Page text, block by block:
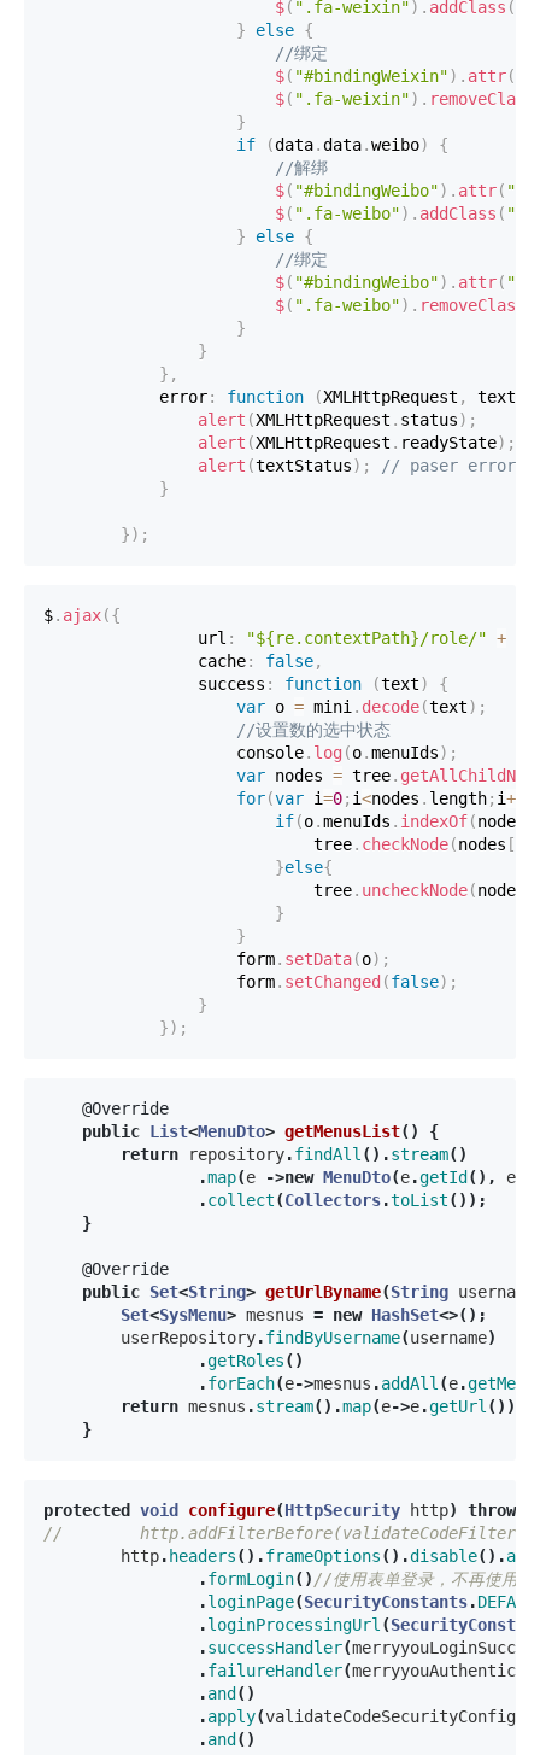
$( ".fa-weixin") . addClass (
}
else {
//绑定
$( "#bindingWeixin") . attr(
$( ".fa-weixin") . removeClass
}
if
(data.data.weibo)
{
//解绑
$( "#bindingWeibo") . attr(
$( ".fa-weibo") . addClass (
}
else {
//绑定
$( "#bindingWeibo") . attr(
$( ".fa-weibo") . removeClass
}
}
} ,
            error
: function (XMLHttpRequest ,
alert (XMLHttpRequest . status) ;
alert (XMLHttpRequest . readyState) ;
alert (textStatus) ;
// paser error;
}
}) ;
$. ajax({
                url
: "${re.contextPath}/role/" +
                cache
: false,
                success
: function (text)
{
var o = mini . decode(text) ;
//设置数的选中状态
                    console
. log (o.menuIds) ;
var nodes = tree.
for(var i=0; i<nodes . length; i++
if(o.menuIds . indexOf(nodes
                            tree
. checkNode(nodes [
}else{
                            tree
. uncheckNode(nodes
}
}
                    form
. setData(o) ;
                    form
. setChanged (false) ;
}
}) ;
@Override
public List<MenuDto> getMenusList()
{
return
repository.findAll ().stream()
.map(e ->new MenuDto(e.getId (), e
.collect(Collectors.toList());
}
@Override
public Set<String> getUrlByname(String username
Set<SysMenu> mesnus = new HashSet<>();
userRepository.findByUsername(username)
.getRoles()
.forEach(e->mesnus .addAll (e.
return mesnus .stream().map(e->e.getUrl ()).
}
protected void configure(HttpSecurity http) throws
//        http.addFilterBefore(validateCodeFilter,
http. headers().frameOptions().disable().and
.formLogin() //使用表单登录，不再使用
.loginPage(SecurityConstants.
.loginProcessingUrl (
.successHandler(
.failureHandler(
.and ()
.apply(validateCodeSecurityConfig
.and ()